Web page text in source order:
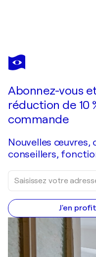
PHILIPPA STOREY
Smooth Energy
Abonnez-vous
réduction de 10
commande
Nouvelles œuvres,
conseillers,
J'en